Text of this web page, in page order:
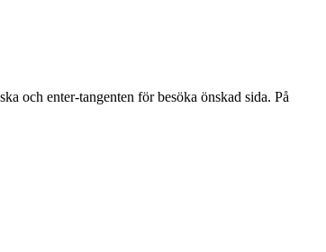
och enter-tangenten för besöka önskad sida. På